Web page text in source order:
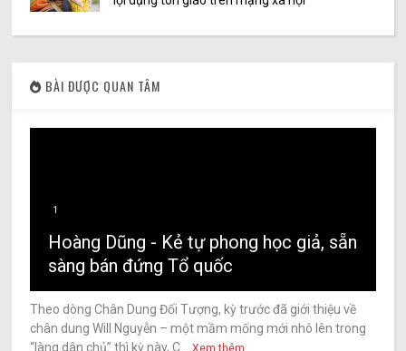
BÀI ĐƯỢC QUAN TÂM
1
Hoàng Dũng - Kẻ tự phong học giả, sẵn
sàng bán đứng Tổ quốc
Theo dòng Chân Dung Đối Tượng, kỳ trước đã giới thiệu về
chân dung Will Nguyễn – một mầm mống mới nhô lên trong
“làng dân chủ” thì kỳ này, C...
Xem thêm